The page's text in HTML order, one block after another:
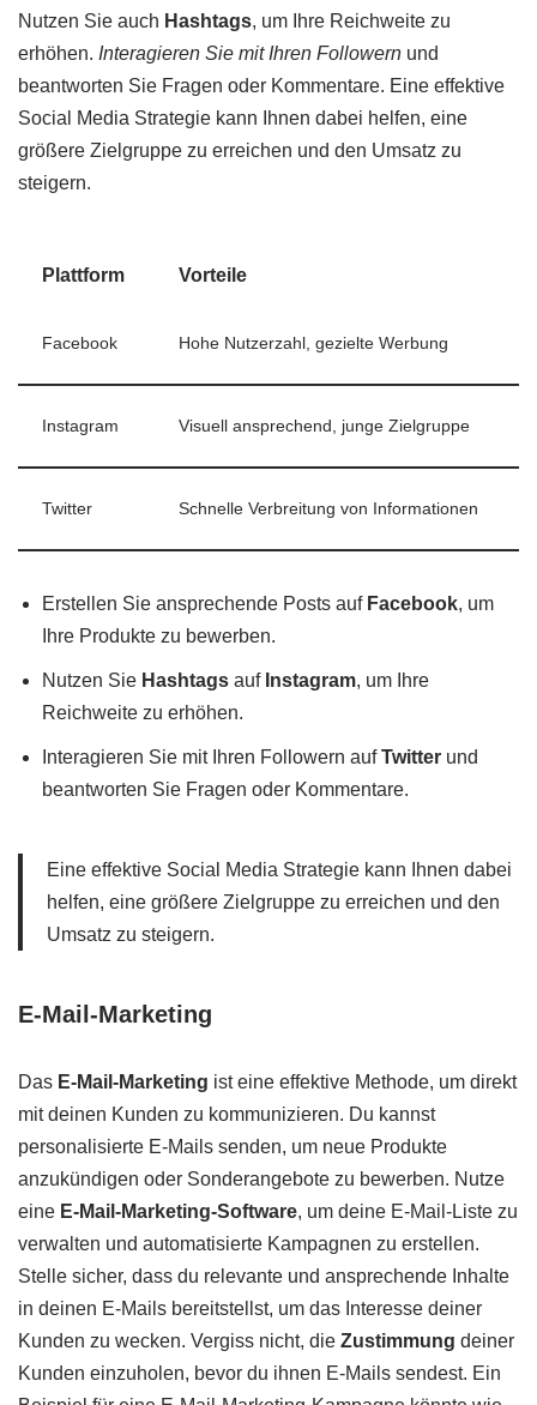
Nutzen Sie auch Hashtags, um Ihre Reichweite zu
erhöhen. Interagieren Sie mit Ihren Followern und
beantworten Sie Fragen oder Kommentare. Eine effektive
Social Media Strategie kann Ihnen dabei helfen, eine
größere Zielgruppe zu erreichen und den Umsatz zu
steigern.
Plattform Vorteile
Facebook Hohe Nutzerzahl, gezielte Werbung
Instagram Visuell ansprechend, junge Zielgruppe
Twitter Schnelle Verbreitung von Informationen
Erstellen Sie ansprechende Posts auf Facebook, um
Ihre Produkte zu bewerben.
Nutzen Sie Hashtags auf Instagram, um Ihre
Reichweite zu erhöhen.
Interagieren Sie mit Ihren Followern aufTwitter und
beantworten Sie Fragen oder Kommentare.
Eine effektive Social Media Strategie kann Ihnen dabei
helfen, eine größere Zielgruppe zu erreichen und den
Umsatz zu steigern.
E-Mail-Marketing
Das E-Mail-Marketing ist eine effektive Methode, um direkt
mit deinen Kunden zu kommunizieren. Du kannst
personalisierte E-Mails senden, um neue Produkte
anzukündigen oder Sonderangebote zu bewerben. Nutze
eine E-Mail-Marketing-Software, um deine E-Mail-Liste zu
verwalten und automatisierte Kampagnen zu erstellen.
Stelle sicher, dass du relevante und ansprechende Inhalte
in deinen E-Mails bereitstellst, um das Interesse deiner
Kunden zu wecken. Vergiss nicht, die Zustimmung deiner
Kunden einzuholen, bevor du ihnen E-Mails sendest. Ein